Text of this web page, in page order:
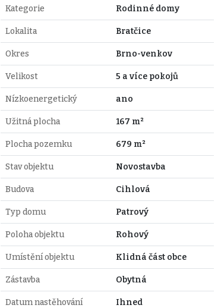
Kategorie Rodinné domy
Lokalita Bratčice
Okres Brno-venkov
Velikost 5 a více pokojů
Nízkoenergetický ano
Užitná plocha 167 m²
Plocha pozemku 679 m²
Stav objektu Novostavba
Budova Cihlová
Typ domu Patrový
Poloha objektu Rohový
Umístění objektu Klidná část obce
Zástavba Obytná
Datum nastěhování Ihned